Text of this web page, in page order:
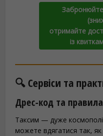
отримайте
із
🔍 Сервіси та
Дрес-код та
Таксим — дуже
можете вдягатися так,